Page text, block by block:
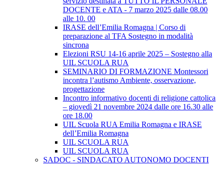
DOCENTE e ATA - 7 marzo 2025 dalle 08.00
alle 10. 00
IRASE dell’Emilia Romagna | Corso di
preparazione al TFA Sostegno in modalità
sincrona
Elezioni RSU 14-16 aprile 2025 – Sostegno alla
UIL SCUOLA RUA
SEMINARIO DI FORMAZIONE Montessori
incontra l’autismo Ambiente, osservazione,
progettazione
Incontro informativo docenti di religione cattolica
– giovedì 21 novembre 2024 dalle ore 16.30 alle
ore 18.00
UIL Scuola RUA Emilia Romagna e IRASE
dell’Emilia Romagna
UIL SCUOLA RUA
UIL SCUOLA RUA
SADOC - SINDACATO AUTONOMO DOCENTI